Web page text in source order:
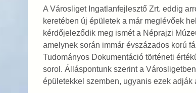
A Városliget Ingatlanfejlesztő Zrt. eddig
keretében új épületek a már meglévőek
kérdőjeleződik meg ismét a Néprajzi
amelynek során immár évszázados korú
Tudományos Dokumentáció történeti
sorol. Álláspontunk szerint a
épületekkel szemben, ugyanis ezek adják